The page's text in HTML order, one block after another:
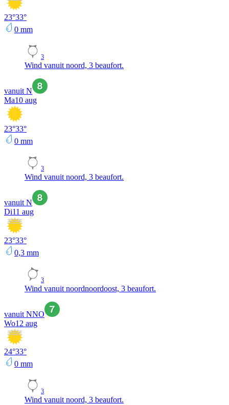
23°33°
0 mm
3
Wind vanuit noord, 3 beaufort.
vanuit N
Ma10 aug
23°33°
0 mm
3
Wind vanuit noord, 3 beaufort.
vanuit N
Di11 aug
23°33°
0,3 mm
3
Wind vanuit noordnoordoost, 3 beaufort.
vanuit NNO
Wo12 aug
24°33°
0 mm
3
Wind vanuit noord, 3 beaufort.